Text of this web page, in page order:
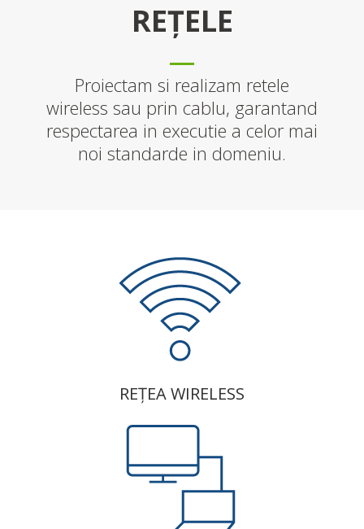
REȚELE
Proiectam si realizam retele
wireless sau prin cablu, garantand
respectarea in executie a celor mai
noi standarde in domeniu.
REȚEA WIRELESS